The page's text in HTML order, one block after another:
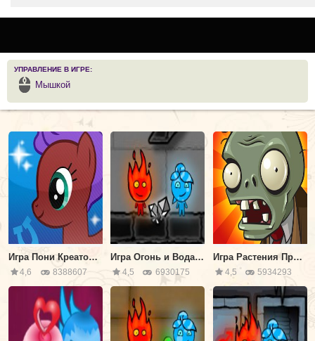
УПРАВЛЕНИЕ В ИГРЕ:
Мышкой
Игра Пони Креатор v3: Создай Свою Пони 3
4,6 8388607
Игра Огонь и Вода 4 В хрустальном храме
4,5 6930175
Игра Растения Против Зомби
4,5 5934293